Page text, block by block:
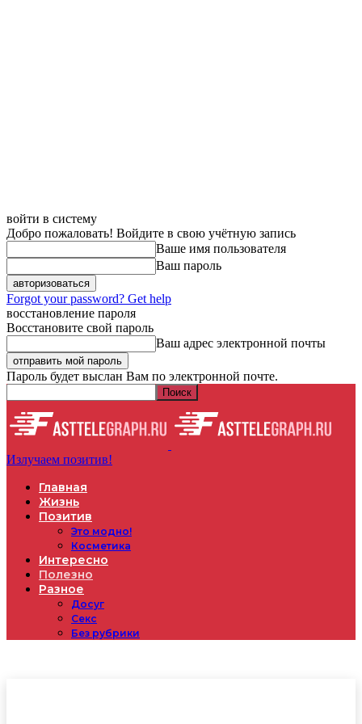
войти в систему
Добро пожаловать! Войдите в свою учётную запись
Ваше имя пользователя
Ваш пароль
Forgot your password? Get help
восстановление пароля
Восстановите свой пароль
Ваш адрес электронной почты
Пароль будет выслан Вам по электронной почте.
Излучаем позитив!
Главная
Жизнь
Позитив
Это модно!
Косметика
Интересно
Полезно
Разное
Досуг
Секс
Без рубрики